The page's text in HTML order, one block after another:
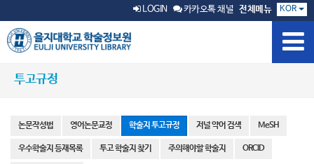
LOGIN 카카오톡 채널 전체메뉴 KOR
투고규정
논문작성법 영어논문교정 학술지 투고규정 저널 약어 검색 MeSH
우수학술지 등재목록 투고 학술지 찾기 주의해야할 학술지 ORCID